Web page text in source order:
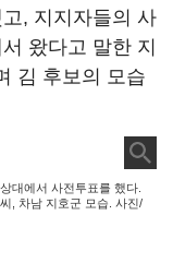
, 지지자들의 사
왔다고 말한 지
김 후보의 모습
대에서 사전투표를 했다.
, 차남 지호군 모습. 사진/